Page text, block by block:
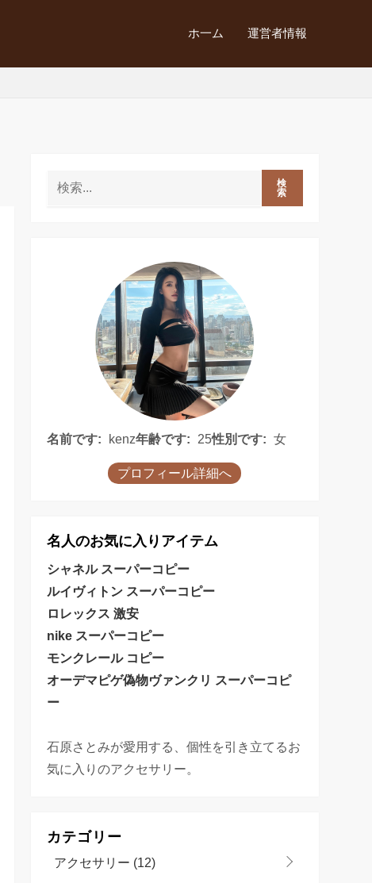
ホ一ム 運営者情報
検
索
名前です: kenz年齢です: 25性別です: 女
プロフィール詳細へ
名人のお気に入りアイテム
シャネル スーパーコピー
ルイヴィトン スーパーコピー
ロレックス 激安
nike スーパーコピー
モンクレール コピー
オーデマピゲ偽物ヴァンクリ スーパーコピ
ー
石原さとみが愛用する、個性を引き立てるお
気に入りのアクセサリー。
カテゴリー
アクセサリー (12)